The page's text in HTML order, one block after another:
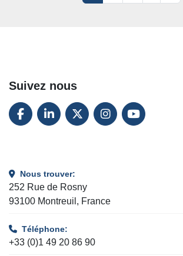
Suivez nous
FACEBOOK
LINKEDINTWITTERINSTAGRAM
YOUTUBE
Nous trouver:
252 Rue de Rosny
93100 Montreuil, France
Téléphone:
+33 (0)1 49 20 86 90